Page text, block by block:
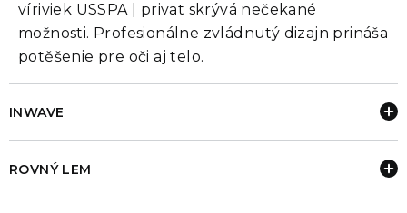
víriviek USSPA | privat skrývá nečekané
možnosti. Profesionálne zvládnutý dizajn prináša
potěšenie pre oči aj telo.
INWAVE
ROVNÝ LEM